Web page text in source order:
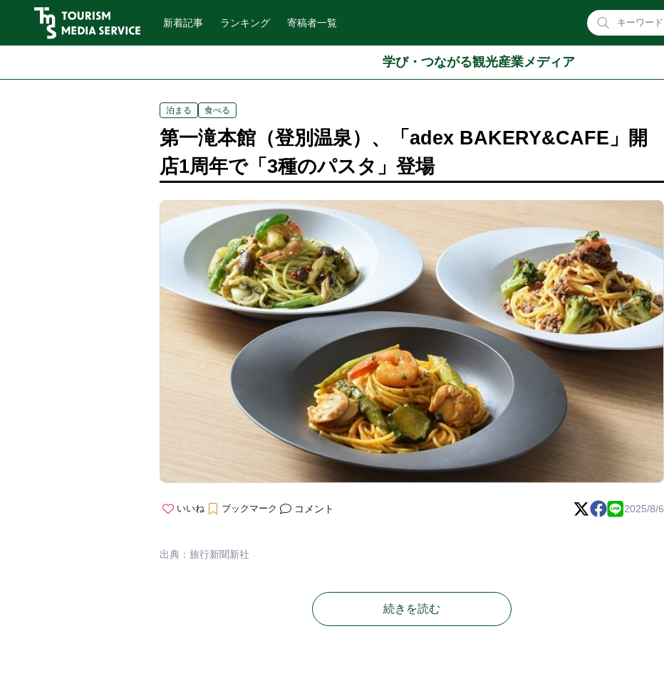
新着記事 ランキング 寄稿者一覧
学び・つながる観光産業メディア
泊まる 食べる
第一滝本館（登別温泉）、「adex BAKERY&CAFE」開
店1周年で「3種のパスタ」登場
いいね ブックマーク コメント 2025/8/6
出典：旅行新聞新社
続きを読む